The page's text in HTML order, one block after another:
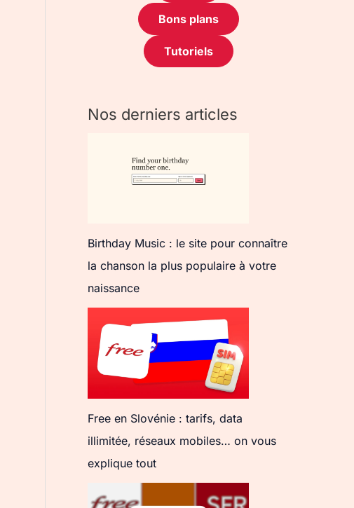
Bons plans
Tutoriels
Nos derniers articles
Birthday Music : le site pour connaître
la chanson la plus populaire à votre
naissance
Free en Slovénie : tarifs, data
illimitée, réseaux mobiles… on vous
explique tout